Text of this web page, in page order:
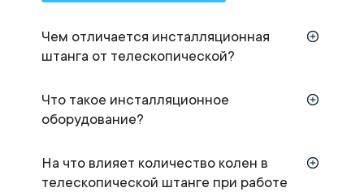
Чем отличается инсталляционная
штанга от телескопической?
Что такое инсталляционное
оборудование?
На что влияет количество колен в
телескопической штанге при работе